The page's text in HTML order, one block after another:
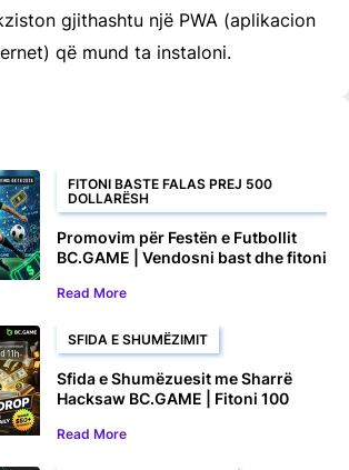
gjithashtu një PWA (aplikacion
që mund ta instaloni.
FITONI BASTE FALAS PREJ 500
DOLLARËSH
Promovim për Festën e Futbollit
BC.GAME | Vendosni bast dhe fitoni
Read More
SFIDA E SHUMËZIMIT
Sfida e Shumëzuesit me Sharrë
Hacksaw BC.GAME | Fitoni 100
Para
Read More